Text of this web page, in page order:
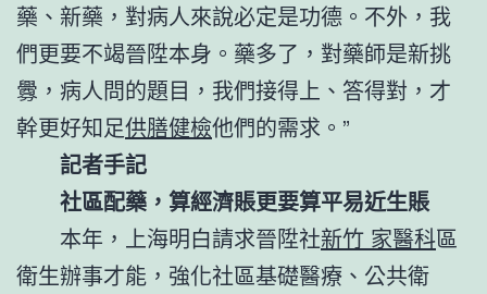
藥、新藥，對病人來說必定是功德。不外，我
們更要不竭晉陞本身。藥多了，對藥師是新挑
釁，病人問的題目，我們接得上、答得對，才
幹更好知足供膳健檢他們的需求。”
記者手記
社區配藥，算經濟賬更要算平易近生賬
本年，上海明白請求晉陞社新竹 家醫科區
衛生辦事才能，強化社區基礎醫療、公共衛